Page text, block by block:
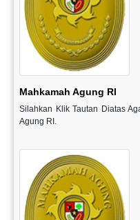
Mahkamah Agung RI
Silahkan Klik Tautan Diatas
Agung RI.